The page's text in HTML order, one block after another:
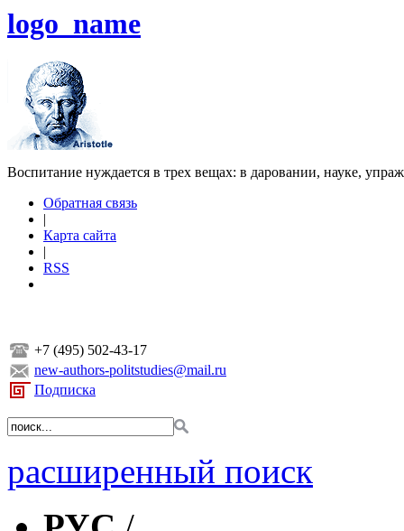
logo_name
Воспитание нуждается в трех вещах: в даровании, науке,
Обратная связь
|
Карта сайта
|
RSS
+7 (495) 502-43-17
new-authors-politstudies@mail.ru
Подписка
расширенный поиск